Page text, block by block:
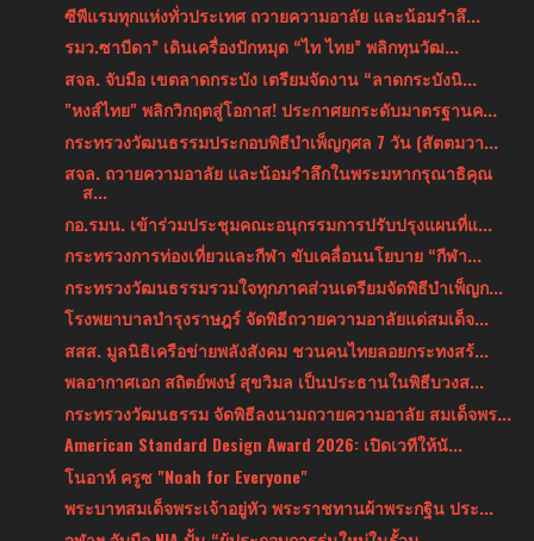
ซีพีแรมทุกแห่งทั่วประเทศ ถวายความอาลัย และน้อมรำลึ...
รมว.ซาบีดา” เดินเครื่องปักหมุด “ไท ไทย” พลิกทุนวัฒ...
สจล. จับมือ เขตลาดกระบัง เตรียมจัดงาน “ลาดกระบังนิ...
"หงส์ไทย" พลิกวิกฤตสู่โอกาส! ประกาศยกระดับมาตรฐานค...
กระทรวงวัฒนธรรมประกอบพิธีบำเพ็ญกุศล 7 วัน (สัตตมวา...
สจล. ถวายความอาลัย และน้อมรำลึกในพระมหากรุณาธิคุณ
ส...
กอ.รมน. เข้าร่วมประชุมคณะอนุกรรมการปรับปรุงแผนที่แ...
กระทรวงการท่องเที่ยวและกีฬา ขับเคลื่อนนโยบาย “กีฬา...
กระทรวงวัฒนธรรมรวมใจทุกภาคส่วนเตรียมจัดพิธีบำเพ็ญก...
โรงพยาบาลบำรุงราษฎร์ จัดพิธีถวายความอาลัยแด่สมเด็จ...
สสส. มูลนิธิเครือข่ายพลังสังคม ชวนคนไทยลอยกระทงสร้...
พลอากาศเอก สถิตย์พงษ์ สุขวิมล เป็นประธานในพิธีบวงส...
กระทรวงวัฒนธรรม จัดพิธีลงนามถวายความอาลัย สมเด็จพร...
American Standard Design Award 2026: เปิดเวทีให้นั...
โนอาห์ ครูซ "Noah for Everyone"
พระบาทสมเด็จพระเจ้าอยู่หัว พระราชทานผ้าพระกฐิน ประ...